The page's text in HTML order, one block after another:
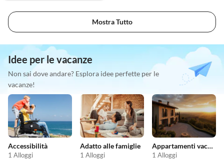
Mostra Tutto
Idee per le vacanze
Non sai dove andare? Esplora idee perfette per le
vacanze!
Accessibilità
1 Alloggi
Adatto alle famiglie
1 Alloggi
Appartamenti vacanze economici
1 Alloggi